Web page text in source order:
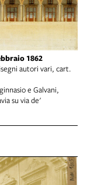
1862
autori vari, cart.
e Galvani,
su via de'